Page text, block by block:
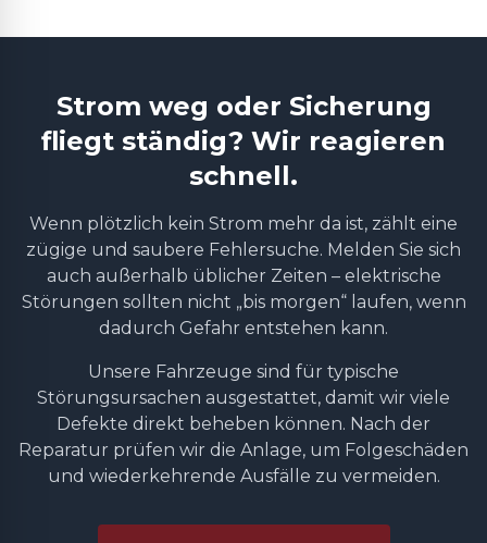
Strom weg oder Sicherung
fliegt ständig? Wir reagieren
schnell.
Wenn plötzlich kein Strom mehr da ist, zählt eine
zügige und saubere Fehlersuche. Melden Sie sich
auch außerhalb üblicher Zeiten – elektrische
Störungen sollten nicht „bis morgen“ laufen, wenn
dadurch Gefahr entstehen kann.
Unsere Fahrzeuge sind für typische
Störungsursachen ausgestattet, damit wir viele
Defekte direkt beheben können. Nach der
Reparatur prüfen wir die Anlage, um Folgeschäden
und wiederkehrende Ausfälle zu vermeiden.